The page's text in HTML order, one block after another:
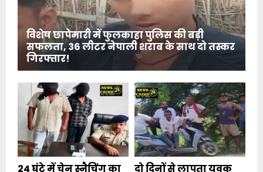
विशेष छापेमारी में फुलकाहा पुलिस की बड़ी
सफलता, 36 लीटर नेपाली शराब के साथ दो तस्कर
गिरफ्तार!
24 घंटे में चेन स्नैचिंग का दो दिनों से लापता युवक